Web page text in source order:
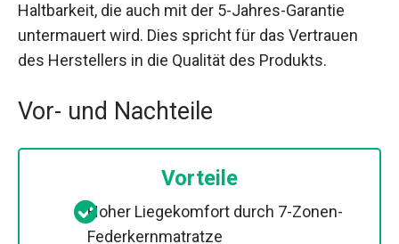
Haltbarkeit, die auch mit der 5-Jahres-Garantie
untermauert wird. Dies spricht für das Vertrauen
des Herstellers in die Qualität des Produkts.
Vor- und Nachteile
Vorteile
Hoher Liegekomfort durch 7-Zonen-
Federkernmatratze